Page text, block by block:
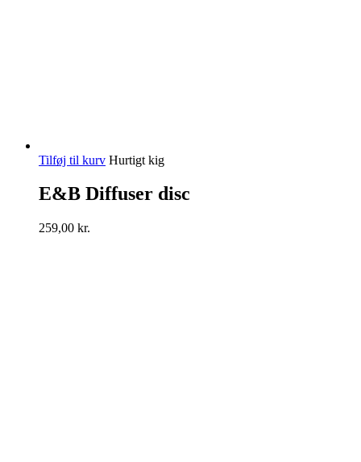
Tilføj til kurv Hurtigt kig
E&B Diffuser disc
259,00 kr.